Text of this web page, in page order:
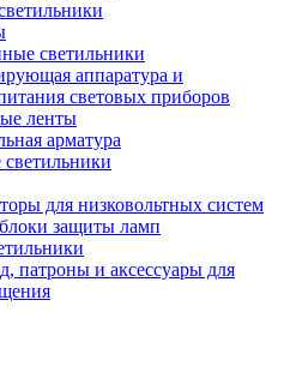
светильники
аппаратура и
световых приборов
ленты
арматура
для низковольтных систем
защиты ламп
патроны и аксессуары для